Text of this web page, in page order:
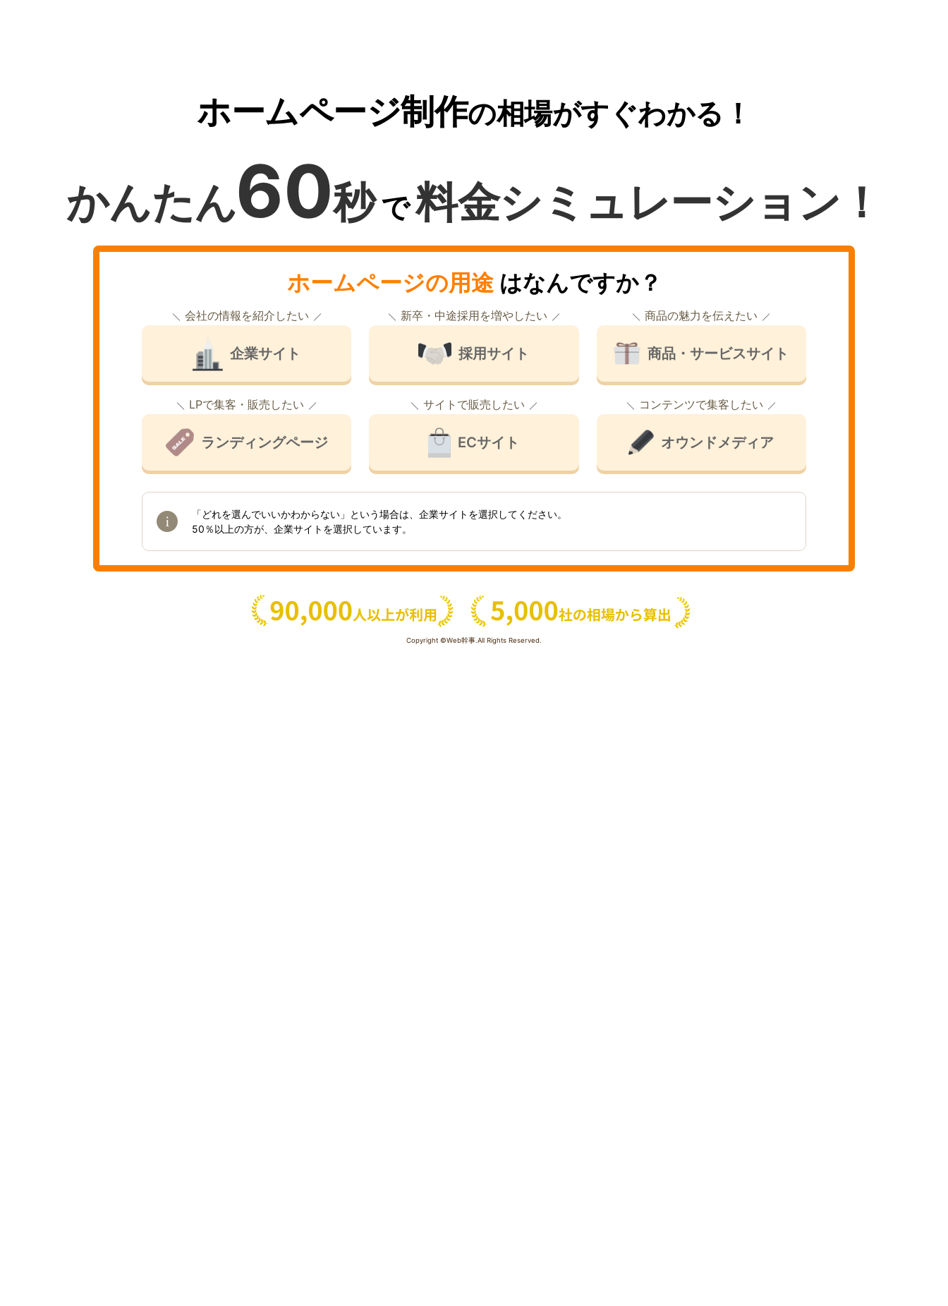
ホームページ制作の相場がすぐわかる！
かんたん60秒で料金シミュレーション！
ホームページの用途はなんですか？
会社の情報を紹介したい
企業サイト
新卒・中途採用を増やしたい
採用サイト
商品の魅力を伝えたい
商品・サービスサイト
LPで集客・販売したい
ランディングページ
サイトで販売したい
ECサイト
コンテンツで集客したい
オウンドメディア
「どれを選んでいいかわからない」という場合は、企業サイトを選択してください。
50％以上の方が、企業サイトを選択しています。
Copyright ©Web幹事.All Rights Reserved.